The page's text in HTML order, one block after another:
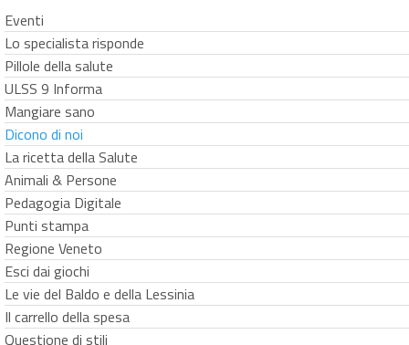
Eventi
Lo specialista risponde
Pillole della salute
ULSS 9 Informa
Mangiare sano
Dicono di noi
La ricetta della Salute
Animali & Persone
Pedagogia Digitale
Punti stampa
Regione Veneto
Esci dai giochi
Le vie del Baldo e della Lessinia
Il carrello della spesa
Questione di stili